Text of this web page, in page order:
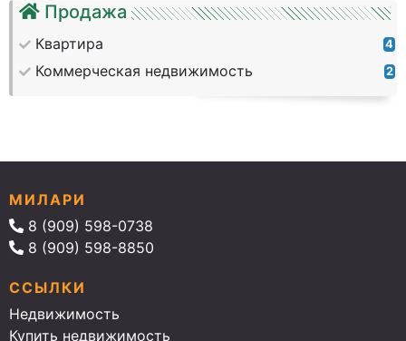
Продажа
Квартира 4
Коммерческая недвижимость 2
МИЛАРИ
8 (909) 598-0738
8 (909) 598-8850
ССЫЛКИ
Недвижимость
Купить недвижимость